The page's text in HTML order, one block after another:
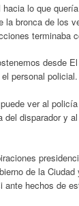
lo que
bronca de los
terminaba
desde
personal policial.
ver al
disparador y
de la
hechos de